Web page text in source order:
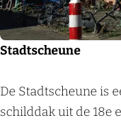
e
u
m
Stadtscheune
S
t
De Stadtscheune is
schilddak uit de 18e